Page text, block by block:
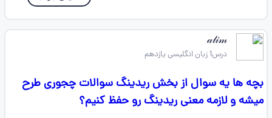
𝒶𝓁𝒾𝓂
درس1 زبان انگلیسی یازدهم
بچه ها یه سوال از بخش ریدینگ سوالات چجوری طرح
میشه و لازمه معنی ریدینگ رو حفظ کنیم؟